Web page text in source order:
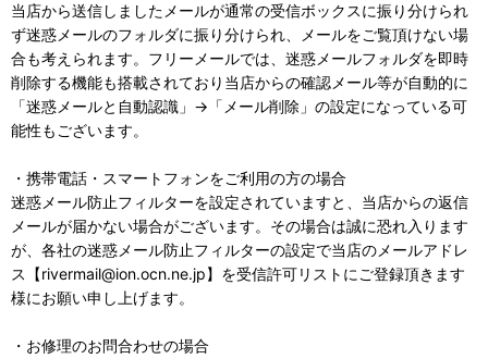
当店から送信しましたメールが通常の受信ボックスに振り分けられ
ず迷惑メールのフォルダに振り分けられ、メールをご覧頂けない場
合も考えられます。フリーメールでは、迷惑メールフォルダを即時
削除する機能も搭載されており当店からの確認メール等が自動的に
「迷惑メールと自動認識」→「メール削除」の設定になっている可
能性もございます。
・携帯電話・スマートフォンをご利用の方の場合
迷惑メール防止フィルターを設定されていますと、当店からの返信
メールが届かない場合がございます。その場合は誠に恐れ入ります
が、各社の迷惑メール防止フィルターの設定で当店のメールアドレ
ス【rivermail@ion.ocn.ne.jp】を受信許可リストにご登録頂きます
様にお願い申し上げます。
・お修理のお問合わせの場合